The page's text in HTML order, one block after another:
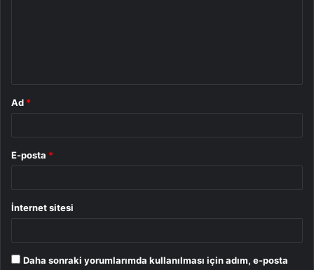
Ad *
E-posta *
İnternet sitesi
Daha sonraki yorumlarımda kullanılması için adım, e-posta